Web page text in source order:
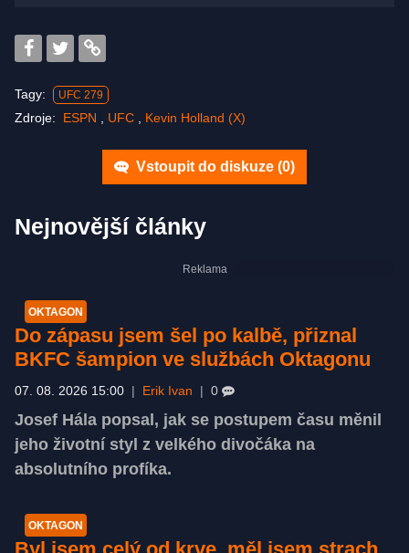
Tagy: UFC 279
Zdroje: ESPN UFC Kevin Holland (X)
Vstoupit do diskuze (0)
Nejnovější články
OKTAGON
Do zápasu jsem šel po kalbě, přiznal
BKFC šampion ve službách Oktagonu
07. 08. 2026 15:00 | Erik Ivan | 0
Josef Hála popsal, jak se postupem času měnil
jeho životní styl z velkého divočáka na
absolutního profíka.
OKTAGON